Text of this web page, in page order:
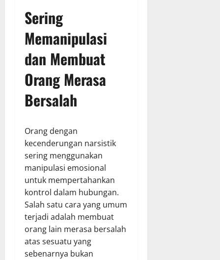
Sering
Memanipulasi
dan Membuat
Orang Merasa
Bersalah
Orang dengan
kecenderungan narsistik
sering menggunakan
manipulasi emosional
untuk mempertahankan
kontrol dalam hubungan.
Salah satu cara yang umum
terjadi adalah membuat
orang lain merasa bersalah
atas sesuatu yang
sebenarnya bukan